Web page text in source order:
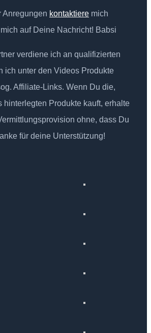
Anregungen kontaktiere mich
auf Deine Nachricht! Babsi
verdiene ich an qualifizierten
ich unter den Videos Produkte
Affiliate-Links. Wenn Du die,
hinterlegten Produkte kauft, erhalte
ohne, dass Du
für deine Unterstützung!